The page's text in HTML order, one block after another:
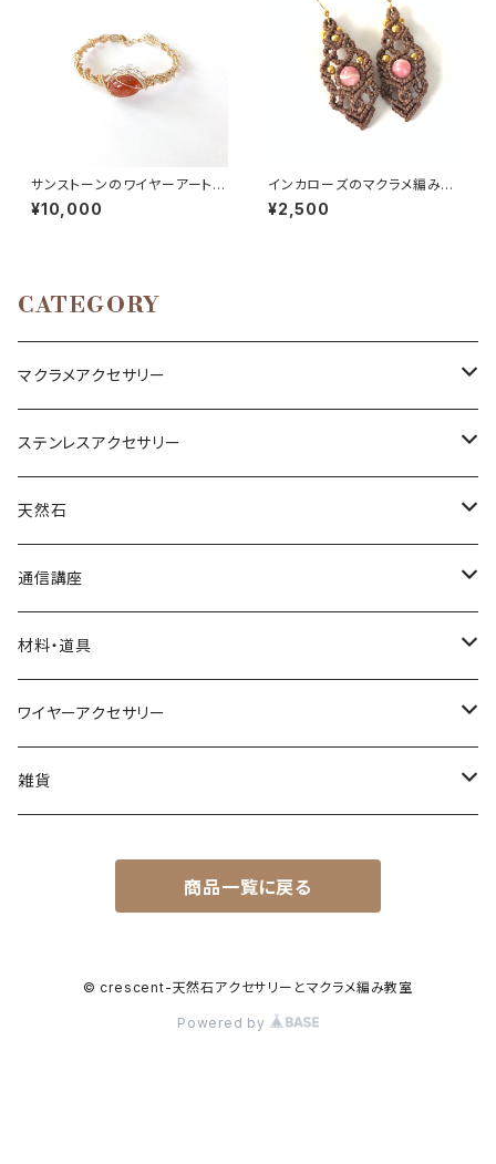
サンストーンのワイヤーアートブ
レスレット
¥10,000
インカローズのマクラメ編みピ
アス
¥2,500
CATEGORY
マクラメアクセサリー
ネックレス
ブレスレット
リング
ピアス
小物
イヤリング
ステンレスアクセサリー
ネックレス
ピアス
天然石
丸玉
アベンチュリン
オニキス
カボション
アクアマリン
アゲート
ポイント
水晶
さざれ
通信講座
ブレスレット
リング
ネックレス
材料・道具
材料
道具
ワイヤーアクセサリー
ネックレス
雑貨
商品一覧に戻る
© crescent-天然石アクセサリーとマクラメ編み教室
Powered by